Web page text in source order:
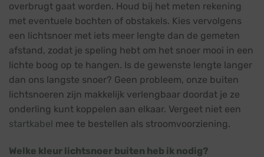
overbrugt gaat worden. Houd bij het meten rekening
met eventuele bochten of obstakels. Kies vervolgens
een lichtsnoer met iets meer lengte dan de gemeten
afstand, zodat je speling hebt om het snoer mooi in een
lichte boog op te hangen. Is de gewenste lengte langer
dan ons langste snoer? Geen probleem, onze buiten
lichtsnoeren zijn makkelijk verlengbaar doordat je ze
onderling kunt koppelen aan elkaar. Vergeet niet een
startkabel mee te bestellen als stroomvoorziening.
Welke kleur lichtsnoer buiten heb ik nodig?